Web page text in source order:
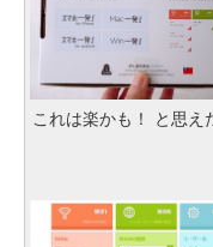
これは楽かも！ と思え